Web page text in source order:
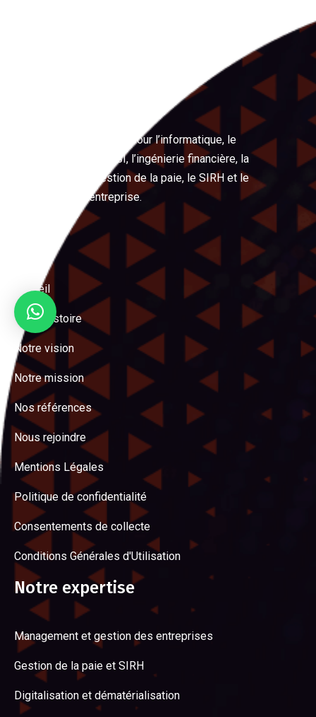
Votre partenaire expert pour l’informatique, le
management, les PSSI, l’ingénierie financière, la
digitalisation, la gestion de la paie, le SIRH et le
management d’entreprise.
Accueil
Notre histoire
Notre vision
Notre mission
Nos références
Nous rejoindre
Mentions Légales
Politique de confidentialité
Consentements de collecte
Conditions Générales d'Utilisation
Notre expertise
Management et gestion des entreprises
Gestion de la paie et SIRH
Digitalisation et dématérialisation